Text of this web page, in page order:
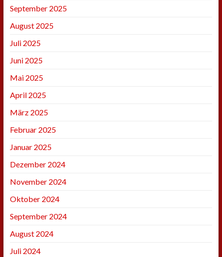
September 2025
August 2025
Juli 2025
Juni 2025
Mai 2025
April 2025
März 2025
Februar 2025
Januar 2025
Dezember 2024
November 2024
Oktober 2024
September 2024
August 2024
Juli 2024